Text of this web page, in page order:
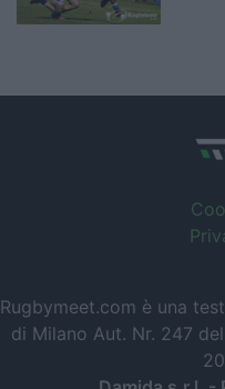
Rugbymeet.com è una
di Milano Aut. Nr. 247